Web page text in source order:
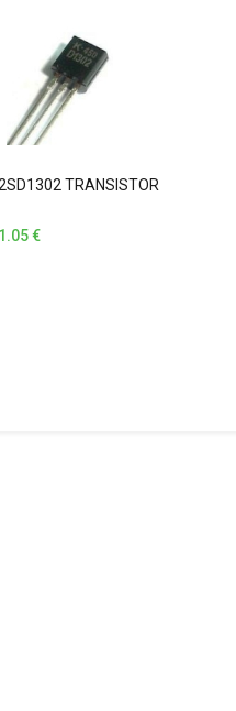
TRANSISTOR
1.05€